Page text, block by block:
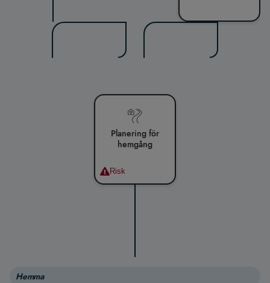
Planering för
hemgång
Risk
Hemma